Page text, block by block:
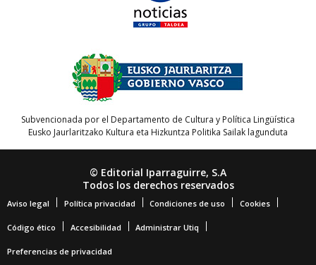
Subvencionada por el Departamento de Cultura y Política Lingüística
Eusko Jaurlaritzako Kultura eta Hizkuntza Politika Sailak lagunduta
© Editorial Iparraguirre, S.A
Todos los derechos reservados
Aviso legal Política privacidad Condiciones de uso Cookies
Código ético Accesibilidad Administrar Utiq
Preferencias de privacidad